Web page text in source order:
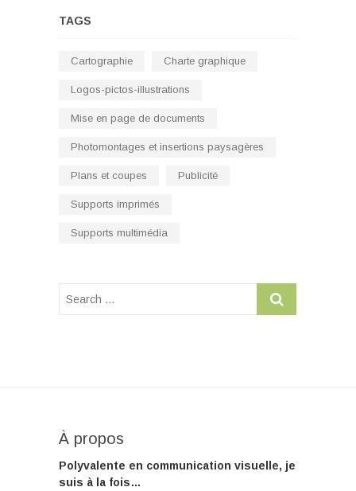
TAGS
Cartographie Charte graphique
Logos-pictos-illustrations
Mise en page de documents
Photomontages et insertions paysagères
Plans et coupes Publicité
Supports imprimés
Supports multimédia
À propos
Polyvalente en communication visuelle, je
suis à la fois…